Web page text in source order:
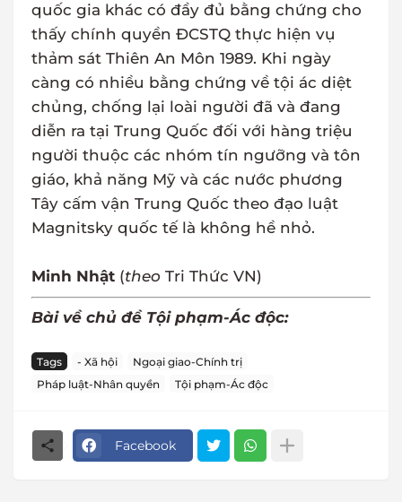
quốc gia khác có đầy đủ bằng chứng cho
thấy chính quyền ĐCSTQ thực hiện vụ
thảm sát Thiên An Môn 1989. Khi ngày
càng có nhiều bằng chứng về tội ác diệt
chủng, chống lại loài người đã và đang
diễn ra tại Trung Quốc đối với hàng triệu
người thuộc các nhóm tín ngưỡng và tôn
giáo, khả năng Mỹ và các nước phương
Tây cấm vận Trung Quốc theo đạo luật
Magnitsky quốc tế là không hề nhỏ.
Minh Nhật (theo Tri Thức VN)
Bài về chủ đề Tội phạm-Ác độc:
Tags - Xã hội
Ngoại giao-Chính trị
Pháp luật-Nhân quyền
Tội phạm-Ác độc
Facebook